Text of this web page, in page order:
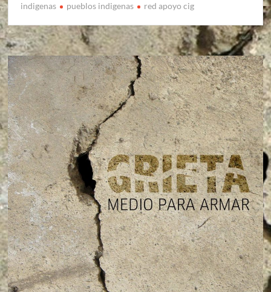
indigenas
pueblos indigenas red apoyo cig